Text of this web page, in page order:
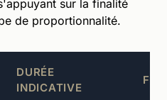
sur la finalité
de proportionnalité.
DURÉE
INDICATIVE